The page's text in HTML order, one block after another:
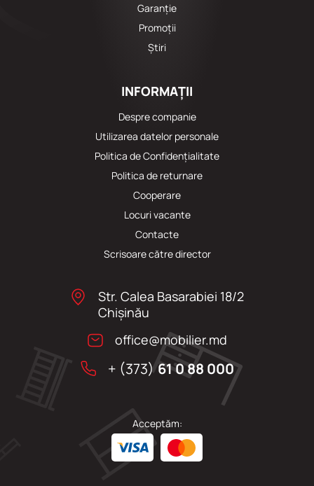
Garanție
Promoții
Știri
INFORMAȚII
Despre companie
Utilizarea datelor personale
Politica de Confidențialitate
Politica de returnare
Cooperare
Locuri vacante
Сontacte
Scrisoare către director
Str. Calea Basarabiei 18/2
Chişinău
office@mobilier.md
+ (373)61 0 88 000
Acceptăm: